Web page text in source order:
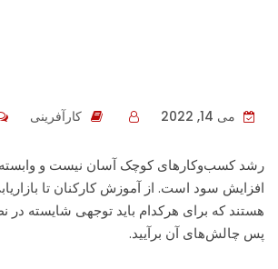
می 14, 2022 کارآفرینی
رشد کسب‌وکارهای کوچک آسان نیست و وابسته
افزایش سود است. از آموزش کارکنان تا
هستند که برای هرکدام باید توجهی شایسته در نظر
پس چالش‌های آن برآیید.